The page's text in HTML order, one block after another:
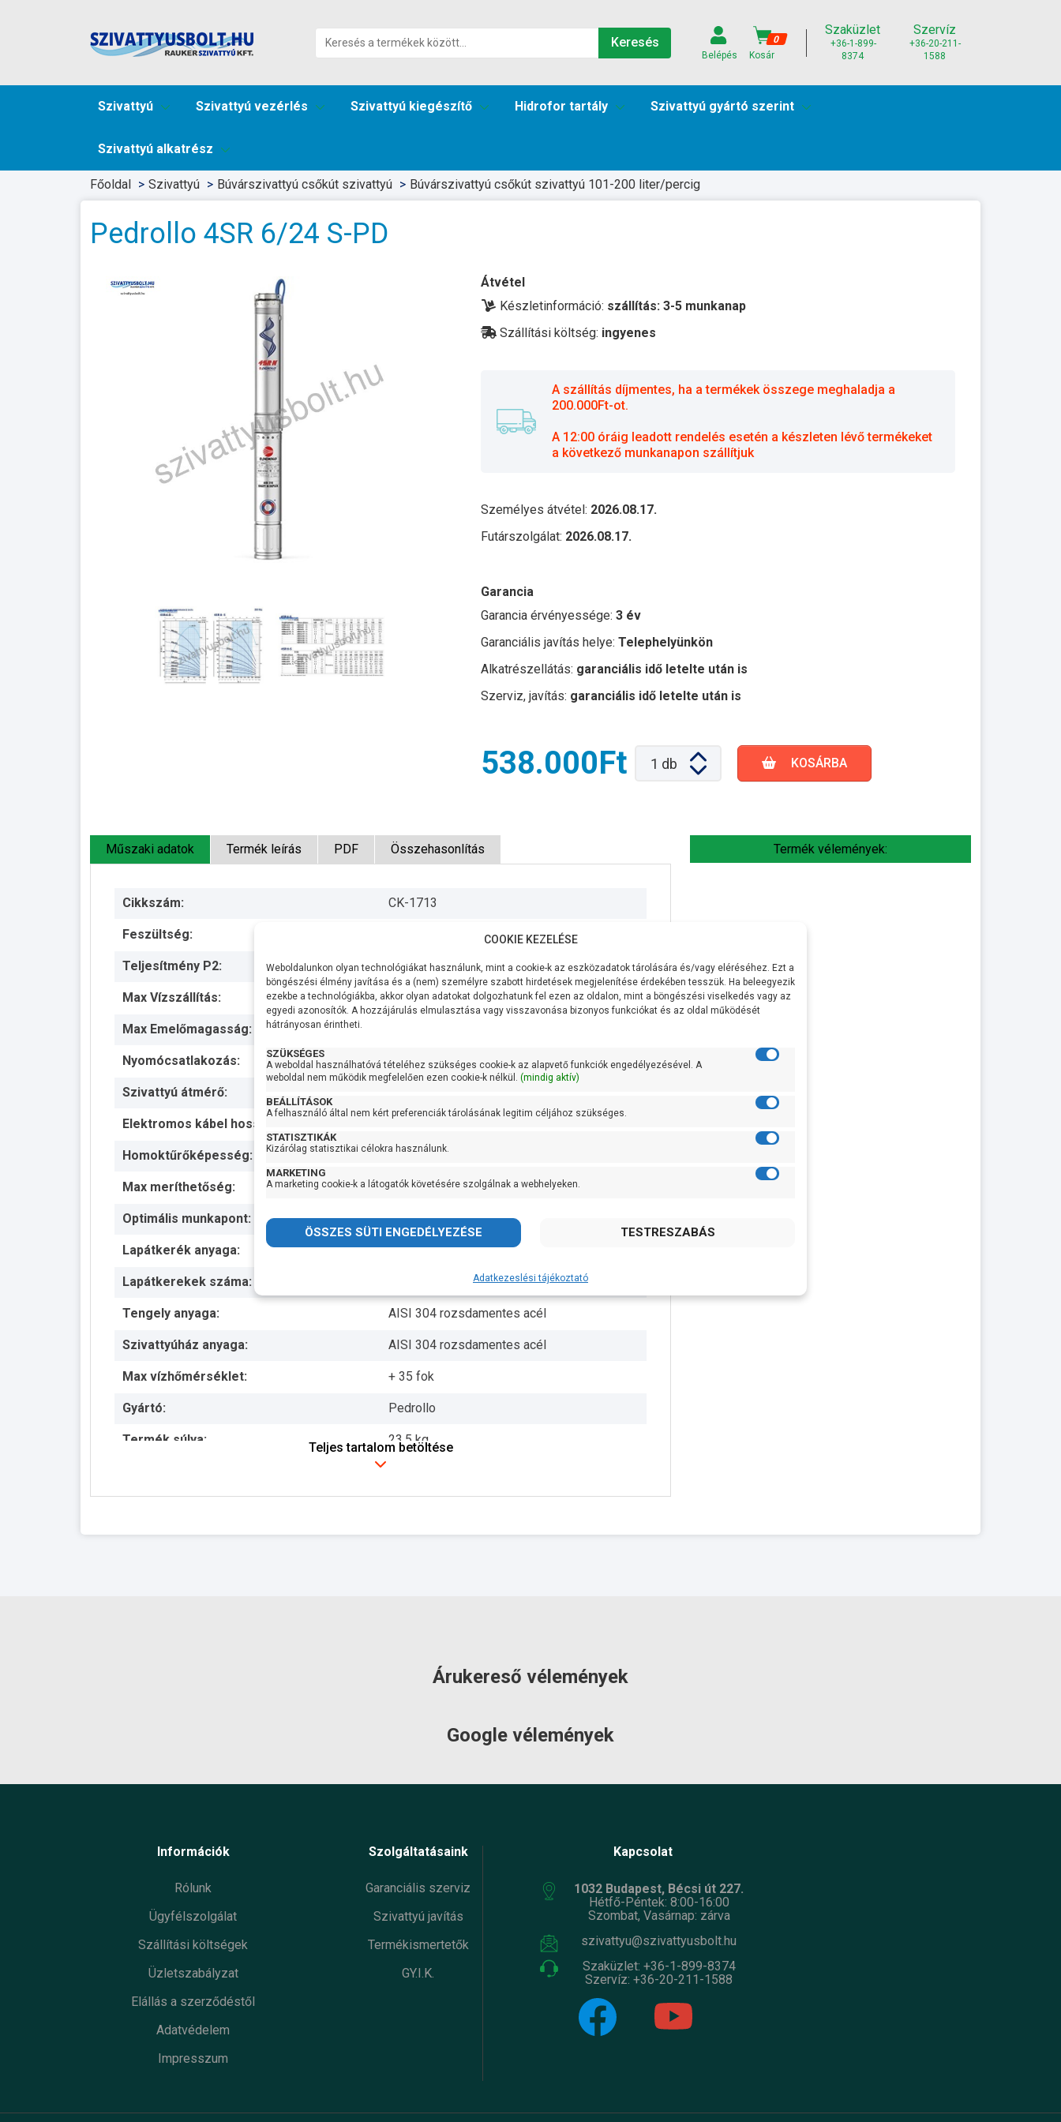
Keresés
Belépés
0
Kosár
Szaküzlet
+36-1-899-
8374
Szervíz
+36-20-211-
1588
Szivattyú Szivattyú vezérlés Szivattyú kiegészítő Hidrofor tartály Szivattyú gyártó szerint
Szivattyú alkatrész
Főoldal Szivattyú Búvárszivattyú csőkút szivattyú Búvárszivattyú csőkút szivattyú 101-200 liter/percig
Pedrollo 4SR 6/24 S-PD
Átvétel
Készletinformáció: szállítás: 3-5 munkanap
Szállítási költség: ingyenes
A szállítás díjmentes, ha a termékek összege meghaladja a
200.000Ft-ot.
A 12:00 óráig leadott rendelés esetén a készleten lévő termékeket
a következő munkanapon szállítjuk
Személyes átvétel: 2026.08.17.
Futárszolgálat: 2026.08.17.
Garancia
Garancia érvényessége: 3 év
Garanciális javítás helye: Telephelyünkön
Alkatrészellátás: garanciális idő letelte után is
Szerviz, javítás: garanciális idő letelte után is
538.000Ft 1 db KOSÁRBA
Műszaki adatok Termék leírás PDF Összehasonlítás
Cikkszám: CK-1713
Feszültség:
Teljesítmény P2: 3,0 KW
Max Vízszállítás: 150 liter/perc
Max Emelőmagasság:
Nyomócsatlakozás: 2 coll
Szivattyú átmérő:
Elektromos kábel hossza: 3,6 méter
Homoktűrőképesség: 200 g/m3
Max meríthetőség: 200 méter
Optimális munkapont: 119 méteren 100 liter/perc
Lapátkerék anyaga: Delrin
Lapátkerekek száma:
Tengely anyaga: AISI 304 rozsdamentes acél
Szivattyúház anyaga: AISI 304 rozsdamentes acél
Max vízhőmérséklet: + 35 fok
Gyártó: Pedrollo
Termék súlya: 23.5 kg
Teljes tartalom betöltése
Termék vélemények:
Árukereső vélemények
Google vélemények
Információk
Rólunk
Ügyfélszolgálat
Szállítási költségek
Üzletszabályzat
Elállás a szerződéstől
Adatvédelem
Impresszum
Szolgáltatásaink
Garanciális szerviz
Szivattyú javítás
Termékismertetők
GY.I.K.
Kapcsolat
1032 Budapest, Bécsi út 227.
Hétfő-Péntek: 8:00-16:00
Szombat, Vasárnap: zárva
szivattyu@szivattyusbolt.hu
Szaküzlet: +36-1-899-8374
Szervíz: +36-20-211-1588
COOKIE KEZELÉSE
Weboldalunkon olyan technológiákat használunk, mint a cookie-k az eszközadatok tárolására és/vagy eléréséhez. Ezt a
böngészési élmény javítása és a (nem) személyre szabott hirdetések megjelenítése érdekében tesszük. Ha beleegyezik
ezekbe a technológiákba, akkor olyan adatokat dolgozhatunk fel ezen az oldalon, mint a böngészési viselkedés vagy az
egyedi azonosítók. A hozzájárulás elmulasztása vagy visszavonása bizonyos funkciókat és az oldal működését
hátrányosan érintheti.
SZÜKSÉGES
A weboldal használhatóvá tételéhez szükséges cookie-k az alapvető funkciók engedélyezésével. A
weboldal nem működik megfelelően ezen cookie-k nélkül. (mindig aktív)
BEÁLLÍTÁSOK
A felhasználó által nem kért preferenciák tárolásának legitim céljához szükséges.
STATISZTIKÁK
Kizárólag statisztikai célokra használunk.
MARKETING
A marketing cookie-k a látogatók követésére szolgálnak a webhelyeken.
Adatkezeslési tájékoztató